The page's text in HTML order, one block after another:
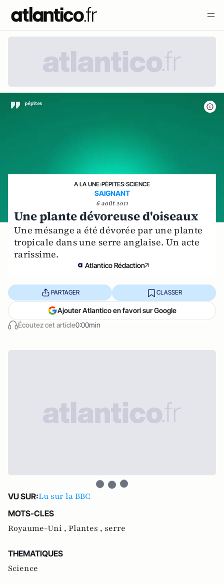
A LA UNE›PÉPITES›SCIENCE
SAIGNANT
6 août 2011
Une plante dévoreuse d'oiseaux
Une mésange a été dévorée par une plante
tropicale dans une serre anglaise. Un acte
rarissime.
Atlantico Rédaction
Écoutez cet article0:00min
PARTAGER CLASSER
Ajouter Atlantico en favori sur Google
VU SUR:Lu sur la BBC
MOTS-CLES
Royaume-Uni , Plantes , serre
THEMATIQUES
Science